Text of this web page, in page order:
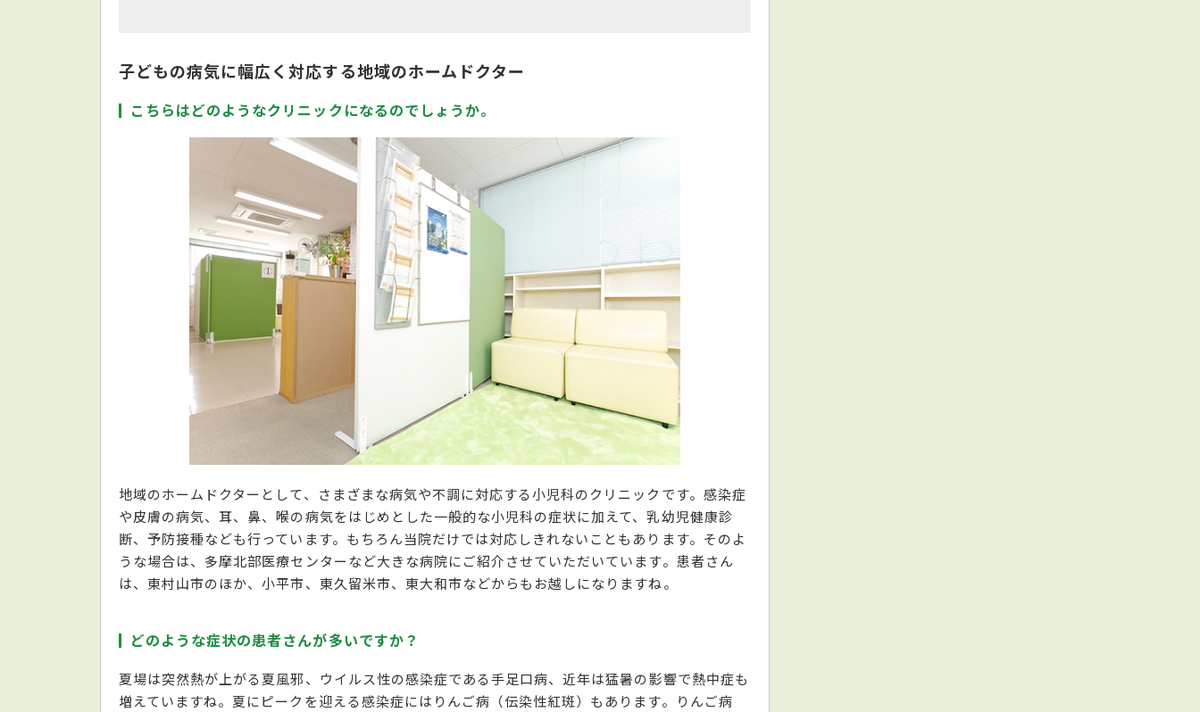
子どもの病気に幅広く対応する地域のホームドクター
こちらはどのようなクリニックになるのでしょうか。
地域のホームドクターとして、さまざまな病気や不調に対応する小児科のクリニックです。感染症
や皮膚の病気、耳、鼻、喉の病気をはじめとした一般的な小児科の症状に加えて、乳幼児健康診
断、予防接種なども行っています。もちろん当院だけでは対応しきれないこともあります。そのよ
うな場合は、多摩北部医療センターなど大きな病院にご紹介させていただいています。患者さん
は、東村山市のほか、小平市、東久留米市、東大和市などからもお越しになりますね。
どのような症状の患者さんが多いですか？
夏場は突然熱が上がる夏風邪、ウイルス性の感染症である手足口病、近年は猛暑の影響で熱中症も
増えていますね。夏にピークを迎える感染症にはりんご病（伝染性紅斑）もあります。りんご病